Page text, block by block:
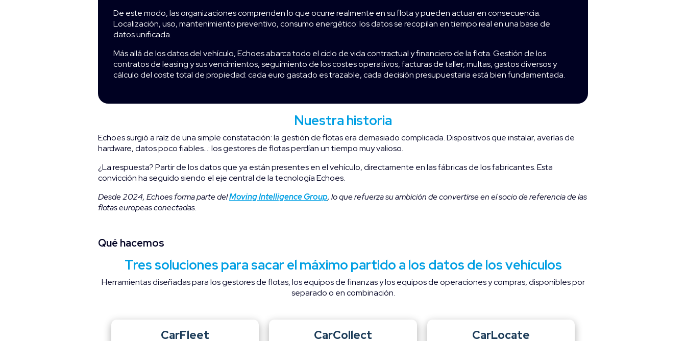
De este modo, las organizaciones comprenden lo que ocurre realmente en su flota y pueden actuar en consecuencia.
Localización, uso, mantenimiento preventivo, consumo energético: los datos se recopilan en tiempo real en una base de
datos unificada.
Más allá de los datos del vehículo, Echoes abarca todo el ciclo de vida contractual y financiero de la flota. Gestión de los
contratos de leasing y sus vencimientos, seguimiento de los costes operativos, facturas de taller, multas, gastos diversos y
cálculo del coste total de propiedad: cada euro gastado es trazable, cada decisión presupuestaria está bien fundamentada.
Nuestra historia
Echoes surgió a raíz de una simple constatación: la gestión de flotas era demasiado complicada. Dispositivos que instalar, averías de
hardware, datos poco fiables…: los gestores de flotas perdían un tiempo muy valioso.
¿La respuesta? Partir de los datos que ya están presentes en el vehículo, directamente en las fábricas de los fabricantes. Esta
convicción ha seguido siendo el eje central de la tecnología Echoes.
Desde 2024, Echoesforma parte delMoving Intelligence Group, lo que refuerza su ambición de convertirse en el socio de referencia de las
flotas europeas conectadas.
Qué hacemos
Tres soluciones para sacar el máximo partido a los datos de los vehículos
Herramientas diseñadas para los gestores de flotas, los equipos de finanzas y los equipos de operaciones y compras, disponibles por
separado o en combinación.
CarFleet CarCollect CarLocate